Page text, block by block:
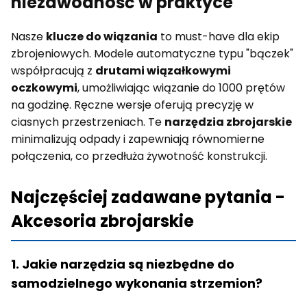
Nasze klucze do wiązania to must-have dla ekip
zbrojeniowych. Modele automatyczne typu "bączek"
współpracują z drutami wiązałkowymi
oczkowymi, umożliwiając wiązanie do 1000 prętów
na godzinę. Ręczne wersje oferują precyzję w
ciasnych przestrzeniach. Te narzędzia zbrojarskie
minimalizują odpady i zapewniają równomierne
połączenia, co przedłuża żywotność konstrukcji.
Najczęściej zadawane pytania -
Akcesoria zbrojarskie
1. Jakie narzędzia są niezbędne do
samodzielnego wykonania strzemion?